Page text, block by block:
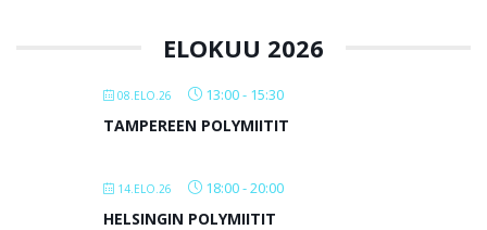
ELOKUU 2026
08.ELO.26 13:00- 15:30
TAMPEREEN POLYMIITIT
14.ELO.26 18:00-20:00
HELSINGIN POLYMIITIT